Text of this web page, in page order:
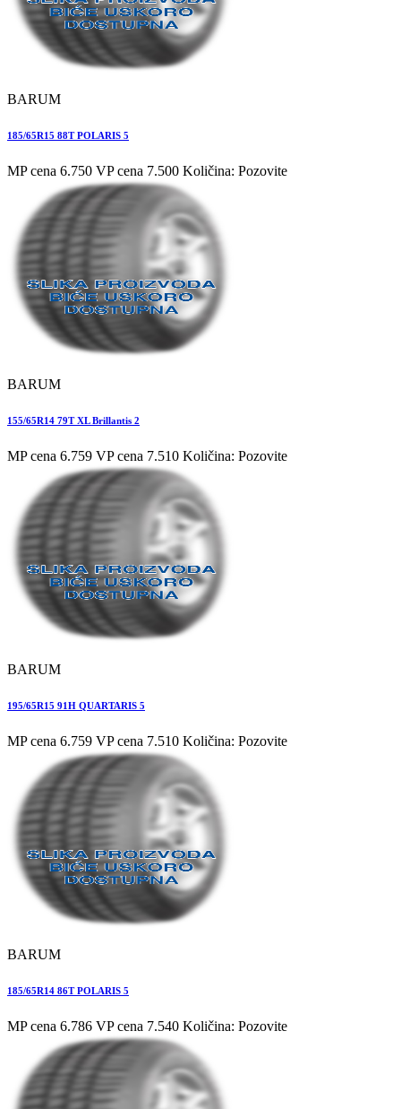
BARUM
185/65R15 88T POLARIS 5
MP cena 6.750 VP cena 7.500 Količina: Pozovite
BARUM
155/65R14 79T XL Brillantis 2
MP cena 6.759 VP cena 7.510 Količina: Pozovite
BARUM
195/65R15 91H QUARTARIS 5
MP cena 6.759 VP cena 7.510 Količina: Pozovite
BARUM
185/65R14 86T POLARIS 5
MP cena 6.786 VP cena 7.540 Količina: Pozovite